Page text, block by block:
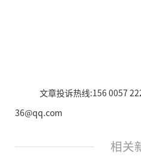
文章投诉热线:156 0057
36@qq.com
相关